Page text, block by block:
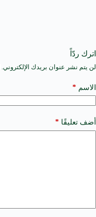
اترك ردّاً
لن يتم نشر عنوان بريدك الإلكتروني.
الاسم *
أضف تعليقًا *
A
t
e
a
t